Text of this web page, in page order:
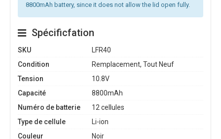
8800mAh battery, since it does not allow the lid open fully.
Spécificfation
SKU
LFR40
Condition
Remplacement, Tout Neuf
Tension
10.8V
Capacité
8800mAh
Numéro de batterie
12 cellules
Type de cellule
Li-ion
Couleur
Noir